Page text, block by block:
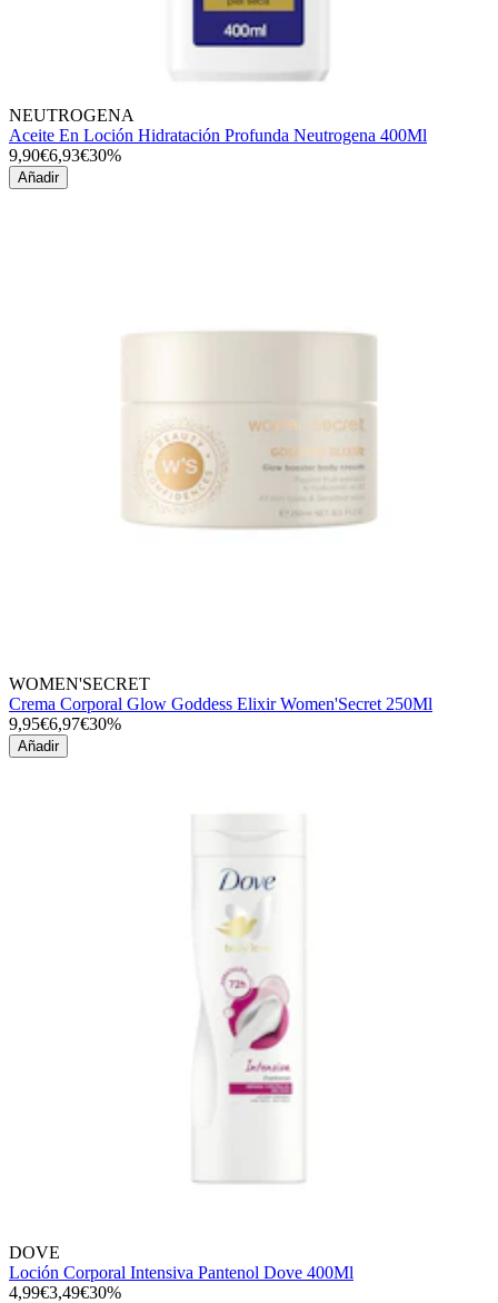
NEUTROGENA
Aceite En Loción Hidratación Profunda Neutrogena 400Ml
9,90€6,93€30%
Añadir
WOMEN'SECRET
Crema Corporal Glow Goddess Elixir Women'Secret 250Ml
9,95€6,97€30%
Añadir
DOVE
Loción Corporal Intensiva Pantenol Dove 400Ml
4,99€3,49€30%